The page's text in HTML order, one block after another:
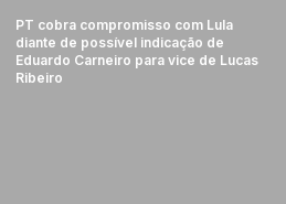
PT cobra compromisso com Lula
diante de possível indicação de
Eduardo Carneiro para vice de Lucas
Ribeiro